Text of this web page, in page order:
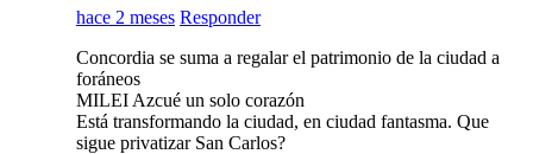
hace 2 meses Responder
Concordia se suma a regalar el patrimonio de la ciudad a
foráneos
MILEI Azcué un solo corazón
Está transformando la ciudad, en ciudad fantasma. Que
sigue privatizar San Carlos?